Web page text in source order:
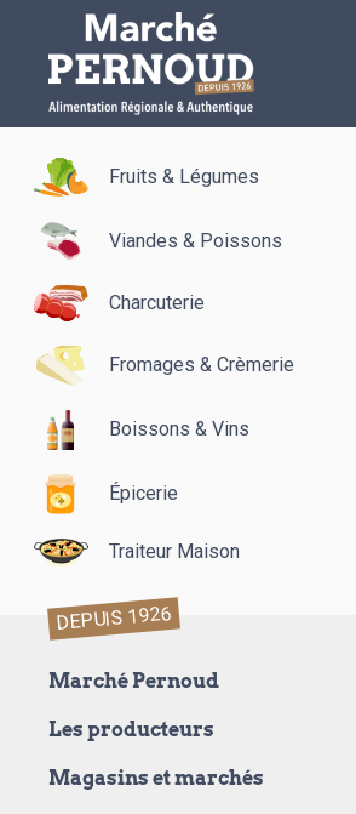
Fruits & Légumes
Viandes & Poissons
Charcuterie
Fromages & Crèmerie
Boissons & Vins
Épicerie
Traiteur Maison
DEPUIS 1926
Marché Pernoud
Les producteurs
Magasins et marchés